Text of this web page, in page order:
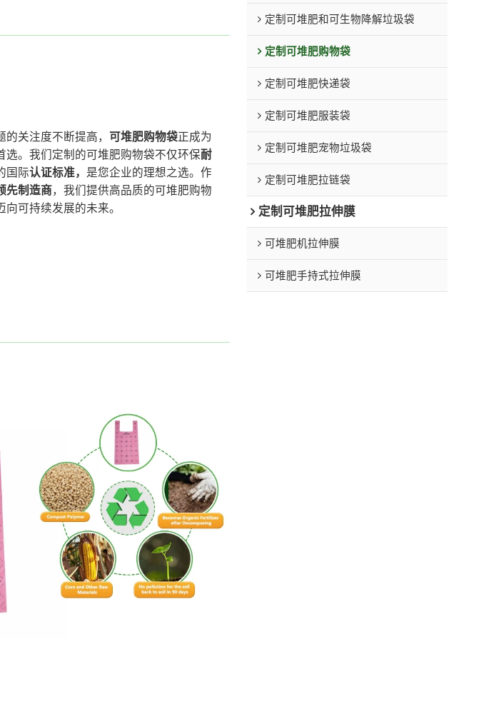
关注度不断提高， 可堆肥购物袋正成为
选。我们定制的可堆肥购物袋不仅环保耐
国际认证标准， 是您企业的理想之选。作
先制造商，我们提供高品质的可堆肥购物
可持续发展的未来。
定制可堆肥和可生物降解垃圾袋
定制可堆肥购物袋
定制可堆肥快递袋
定制可堆肥服装袋
定制可堆肥宠物垃圾袋
定制可堆肥拉链袋
定制可堆肥拉伸膜
可堆肥机拉伸膜
可堆肥手持式拉伸膜